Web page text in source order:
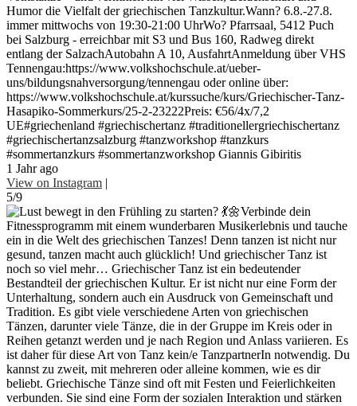
Humor die Vielfalt der griechischen Tanzkultur.Wann? 6.8.-27.8.
immer mittwochs von 19:30-21:00 UhrWo? Pfarrsaal, 5412 Puch
bei Salzburg - erreichbar mit S3 und Bus 160, Radweg direkt
entlang der SalzachAutobahn A 10, AusfahrtAnmeldung über VHS
Tennengau:https://www.volkshochschule.at/ueber-
uns/bildungsnahversorgung/tennengau oder online über:
https://www.volkshochschule.at/kurssuche/kurs/Griechischer-Tanz-
Hasapiko-Sommerkurs/25-2-23222Preis: €56/4x/7,2
UE#griechenland #griechischertanz #traditionellergriechischertanz
#griechischertanzsalzburg #tanzworkshop #tanzkurs
#sommertanzkurs #sommertanzworkshop Giannis Gibiritis
1 Jahr ago
View on Instagram |
5/9